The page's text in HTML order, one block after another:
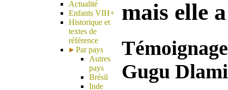
Actualité
Enfants VIH+
Historique et
textes de
référence
Par pays
Autres
pays
Brésil
Inde
mais elle
Gugu